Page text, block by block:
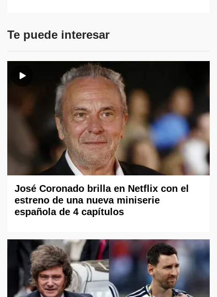
Te puede interesar
José Coronado brilla en Netflix con el
estreno de una nueva miniserie
española de 4 capítulos